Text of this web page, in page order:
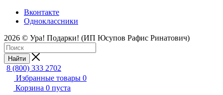
Вконтакте
Одноклассники
2026 © Ура! Подарки! (ИП Юсупов Рафис Ринатович)
Найти
8 (800) 333 2702
Избранные товары 0
Корзина 0 пуста